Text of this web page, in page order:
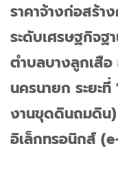
ราคาจ้างก่อสร้
ระดับเศรษฐกิจฐ
ตำบลบางลูกเสื
นครนายก ระยะ
งานขุดดินถมดิน)
อิเล็กทรอนิกส์